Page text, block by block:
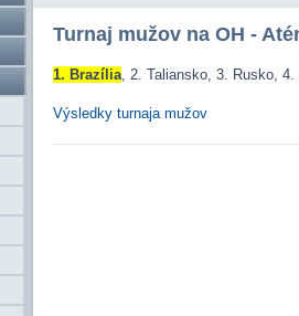
Turnaj mužov na OH -
1. Brazília, 2. Taliansko, 3. Rusko, 4.
Výsledky turnaja mužov